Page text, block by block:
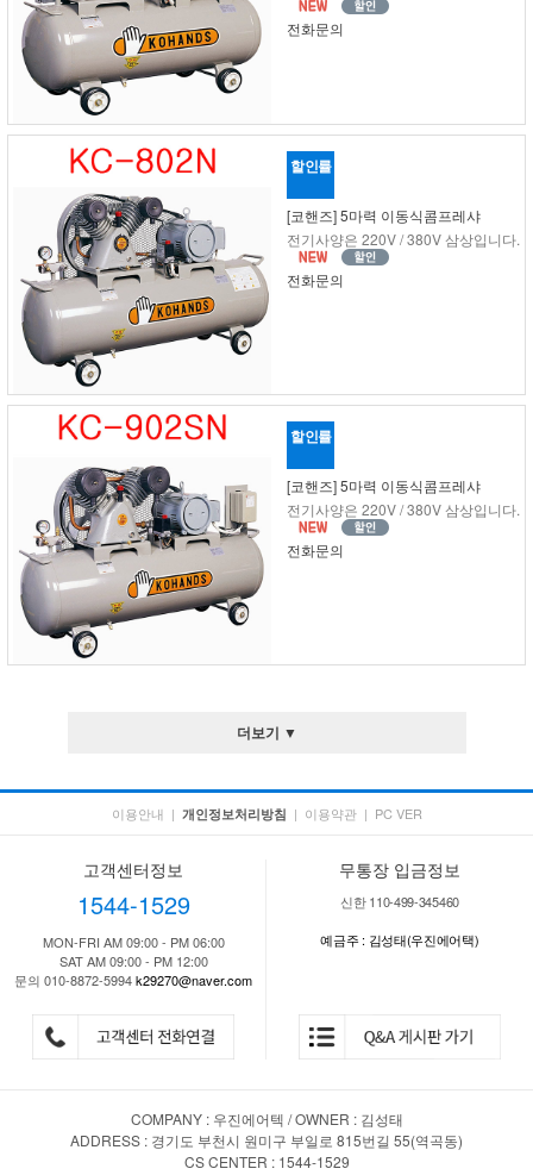
전화문의
할인률
[코핸즈] 5마력 이동식콤프레샤
전기사양은 220V / 380V 삼상입니다.
전화문의
할인률
[코핸즈] 5마력 이동식콤프레샤
전기사양은 220V / 380V 삼상입니다.
전화문의
더보기 ▼
이용안내 | 개인정보처리방침 | 이용약관 | PC VER
고객센터정보
1544-1529
MON-FRI AM 09:00 - PM 06:00
SAT AM 09:00 - PM 12:00
문의 010-8872-5994k29270@naver.com
무통장 입금정보
신한 110-499-345460
예금주 : 김성태(우진에어택)
COMPANY : 우진에어텍 / OWNER : 김성태
ADDRESS : 경기도 부천시 원미구 부일로 815번길 55(역곡동)
CS CENTER : 1544-1529